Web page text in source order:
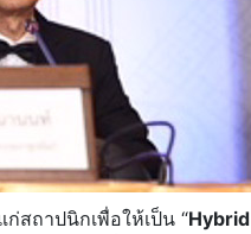
สถาปนิกเพื่อให้เป็น “Hybrid